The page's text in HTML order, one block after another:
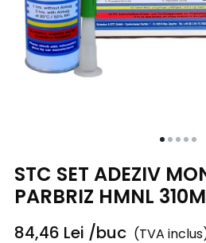
STC SET ADEZIV
PARBRIZ HMNL
84,46 Lei /buc (TVA